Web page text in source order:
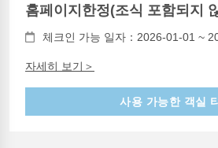
홈페이지한정(조식 포함되지
체크인 가능 일자：2026-01-01 ~
자세히 보기＞
사용 가능한 객실